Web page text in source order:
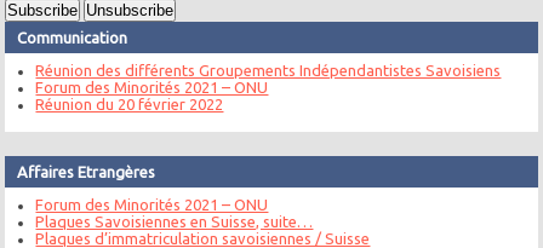
Communication
Réunion des différents Groupements Indépendantistes Savoisiens
Forum des Minorités 2021 – ONU
Réunion du 20 février 2022
Affaires Etrangères
Forum des Minorités 2021 – ONU
Plaques Savoisiennes en Suisse, suite…
Plaques d’immatriculation savoisiennes / Suisse